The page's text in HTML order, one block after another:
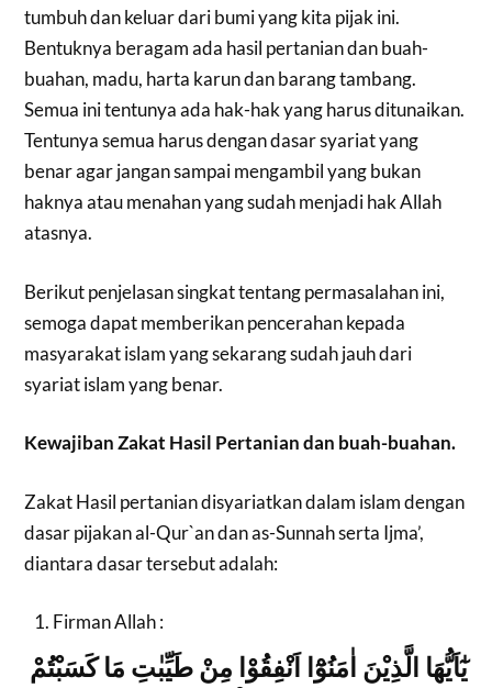
tumbuh dan keluar dari bumi yang kita pijak ini.
Bentuknya beragam ada hasil pertanian dan buah-
buahan, madu, harta karun dan barang tambang.
Semua ini tentunya ada hak-hak yang harus ditunaikan.
Tentunya semua harus dengan dasar syariat yang
benar agar jangan sampai mengambil yang bukan
haknya atau menahan yang sudah menjadi hak Allah
atasnya.
Berikut penjelasan singkat tentang permasalahan ini,
semoga dapat memberikan pencerahan kepada
masyarakat islam yang sekarang sudah jauh dari
syariat islam yang benar.
Kewajiban Zakat Hasil Pertanian dan buah-buahan.
Zakat Hasil pertanian disyariatkan dalam islam dengan
dasar pijakan al-Qur`an dan as-Sunnah serta Ijma’,
diantara dasar tersebut adalah:
Firman Allah :
يٰٓاَيُّهَا الَّذِيْنَ اٰمَنُوْٓا اَنْفِقُوْا مِنْ طَيِّبٰتِ مَا كَسَبْتُمْ